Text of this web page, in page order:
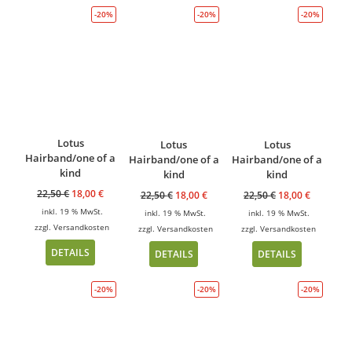
-20%
Lotus
Hairband/one of a
kind
22,50€ 18,00€
inkl. 19 % MwSt.
zzgl.Versandkosten
DETAILS
-20%
Lotus
Hairband/one of a
kind
22,50€ 18,00€
inkl. 19 % MwSt.
zzgl. Versandkosten
DETAILS
-20%
Lotus
Hairband/one of a
kind
22,50€ 18,00€
inkl. 19 % MwSt.
zzgl.Versandkosten
DETAILS
-20% -20% -20%